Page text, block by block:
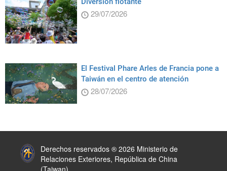
29/07/2026
El Festival Phare Arles de Francia pone a
Taiwán en el centro de atención
28/07/2026
Derechos reservados ® 2026 Ministerio de
Relaciones Exteriores, República de China
(Taiwan)